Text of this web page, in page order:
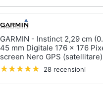
GARMIN - Instinct 2,29 cm
45 mm Digitale 176 x 176
screen Nero GPS (satellitare)
28 recensioni